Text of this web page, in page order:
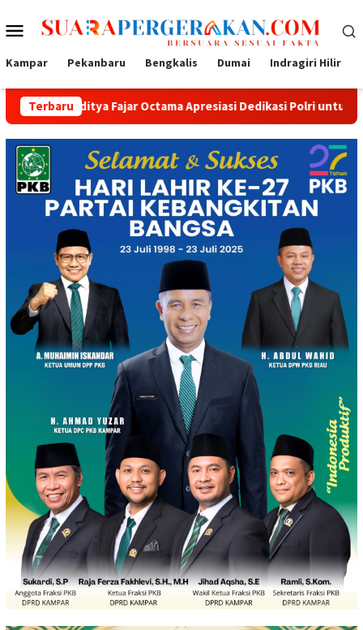
ke
Menu
Mobile
Kampar Pekanbaru Bengkalis Dumai Indragiri Hilir
Terbaru
Fajar Octama Apresiasi Dedikasi Polri untuk Masyarakat